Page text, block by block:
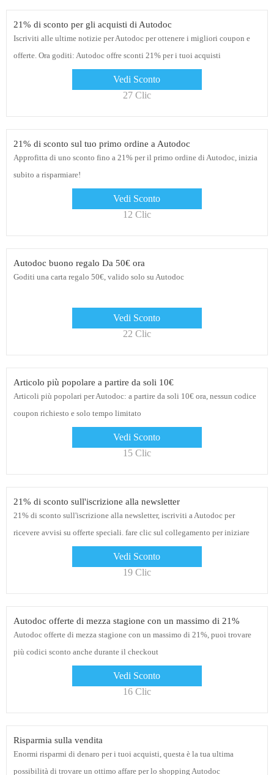
21% di sconto per gli acquisti di Autodoc
Iscriviti alle ultime notizie per Autodoc per ottenere i migliori coupon e
offerte. Ora goditi: Autodoc offre sconti 21% per i tuoi acquisti
Vedi Sconto
27 Clic
21% di sconto sul tuo primo ordine a Autodoc
Approfitta di uno sconto fino a 21% per il primo ordine di Autodoc, inizia
subito a risparmiare!
Vedi Sconto
12 Clic
Autodoc buono regalo Da 50€ ora
Goditi una carta regalo 50€, valido solo su Autodoc
Vedi Sconto
22 Clic
Articolo più popolare a partire da soli 10€
Articoli più popolari per Autodoc: a partire da soli 10€ ora, nessun codice
coupon richiesto e solo tempo limitato
Vedi Sconto
15 Clic
21% di sconto sull'iscrizione alla newsletter
21% di sconto sull'iscrizione alla newsletter, iscriviti a Autodoc per
ricevere avvisi su offerte speciali. fare clic sul collegamento per iniziare
Vedi Sconto
19 Clic
Autodoc offerte di mezza stagione con un massimo di 21%
Autodoc offerte di mezza stagione con un massimo di 21%, puoi trovare
più codici sconto anche durante il checkout
Vedi Sconto
16 Clic
Risparmia sulla vendita
Enormi risparmi di denaro per i tuoi acquisti, questa è la tua ultima
possibilità di trovare un ottimo affare per lo shopping Autodoc